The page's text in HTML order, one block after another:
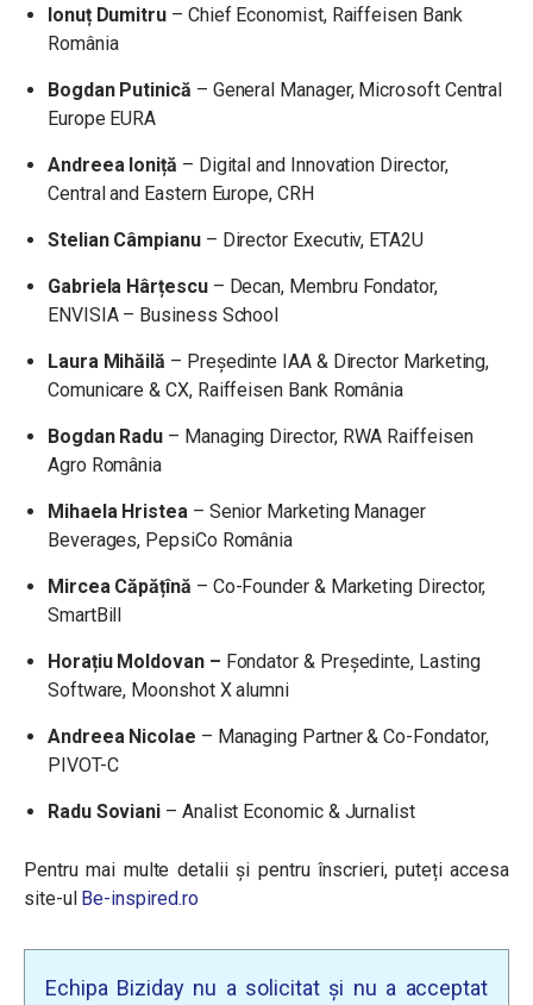
Ionuț Dumitru – Chief Economist, Raiffeisen Bank
România
Bogdan Putinică – General Manager, Microsoft Central
Europe EURA
Andreea Ioniță – Digital and Innovation Director,
Central and Eastern Europe, CRH
Stelian Câmpianu– Director Executiv, ETA2U
Gabriela Hârțescu– Decan, Membru Fondator,
ENVISIA – Business School
Laura Mihăilă – Președinte IAA & Director Marketing,
Comunicare & CX, Raiffeisen Bank România
Bogdan Radu – Managing Director, RWA Raiffeisen
Agro România
Mihaela Hristea – Senior Marketing Manager
Beverages, PepsiCo România
Mircea Căpățînă – Co-Founder & Marketing Director,
SmartBill
Horațiu Moldovan – Fondator & Președinte, Lasting
Software, Moonshot X alumni
Andreea Nicolae – Managing Partner & Co-Fondator,
PIVOT-C
Radu Soviani – Analist Economic & Jurnalist
Pentru mai multe detalii și pentru înscrieri, puteți accesa
site-ul Be-inspired.ro
Echipa Biziday nu a solicitat și nu a acceptat